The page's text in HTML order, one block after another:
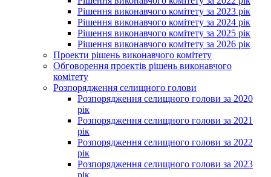
Рішення виконавчого комітету за 2023 рік
Рішення виконавчого комітету за 2024 рік
Рішення виконавчого комітету за 2025 рік
Рішення виконавчого комітету за 2026 рік
Проекти рішень виконавчого комітету
Обговорення проектів рішень виконавчого
комітету
Розпорядження селищного голови
Розпорядження селищного голови за 2020
рік
Розпорядження селищного голови за 2021
рік
Розпорядження селищного голови за 2022
рік
Розпорядження селищного голови за 2023
рік